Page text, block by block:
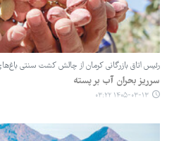
رئیس اتاق بازرگانی کرمان از چالش کشت سنتی
سرریز بحران آب بر پسته
۱۴۰۵-۰۳-۱۳ ۰۳:۲۲